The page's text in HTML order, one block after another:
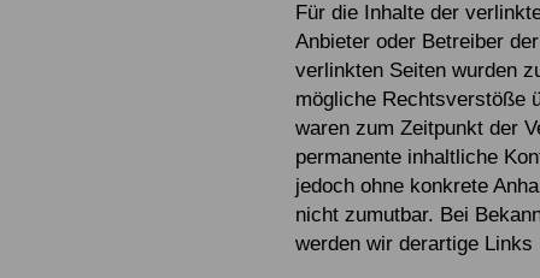
Für die Inhalte der
Anbieter oder Betreiber
verlinkten Seiten wurden
mögliche Rechtsverstöße
waren zum Zeitpunkt der
permanente inhaltliche
jedoch ohne konkrete
nicht zumutbar. Bei
werden wir derartige Links